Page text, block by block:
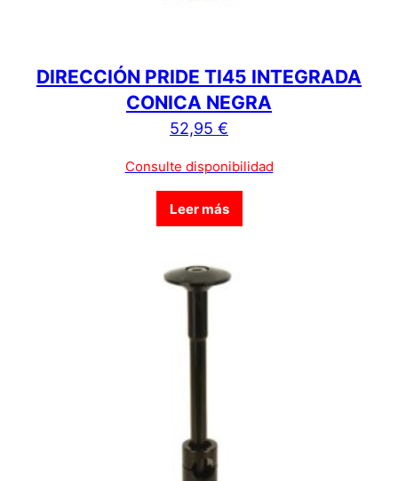
DIRECCIÓN PRIDE TI45 INTEGRADA
CONICA NEGRA
52,95 €
Consulte disponibilidad
Leer más